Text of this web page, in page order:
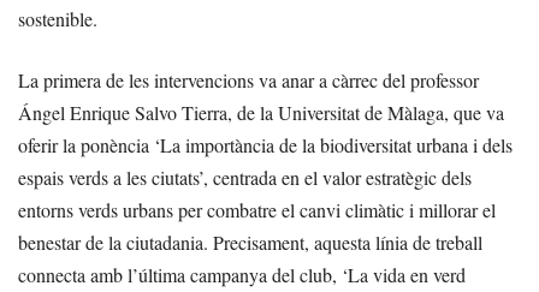
sostenible.
La primera de les intervencions va anar a càrrec del professor
Ángel Enrique Salvo Tierra, de la Universitat de Màlaga, que va
oferir la ponència ‘La importància de la biodiversitat urbana i dels
espais verds a les ciutats’, centrada en el valor estratègic dels
entorns verds urbans per combatre el canvi climàtic i millorar el
benestar de la ciutadania. Precisament, aquesta línia de treball
connecta amb l’última campanya del club, ‘La vida en verd